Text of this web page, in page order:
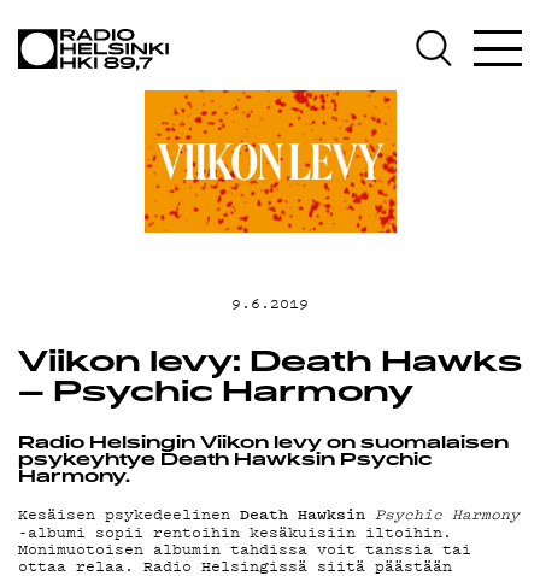
OHJELMAT
TEKIJÄT
ON-DEMAND
PODCAST
MAINOSTA
9.6.2019
Viikon levy: Death Hawks
– Psychic Harmony
Radio Helsingin Viikon levy on suomalaisen
psykeyhtye Death Hawksin Psychic
Harmony.
Kesäisen psykedeelinen Death Hawksin Psychic Harmony
-albumi sopii rentoihin kesäkuisiin iltoihin.
Monimuotoisen albumin tahdissa voit tanssia tai
ottaa relaa. Radio Helsingissä siitä päästään